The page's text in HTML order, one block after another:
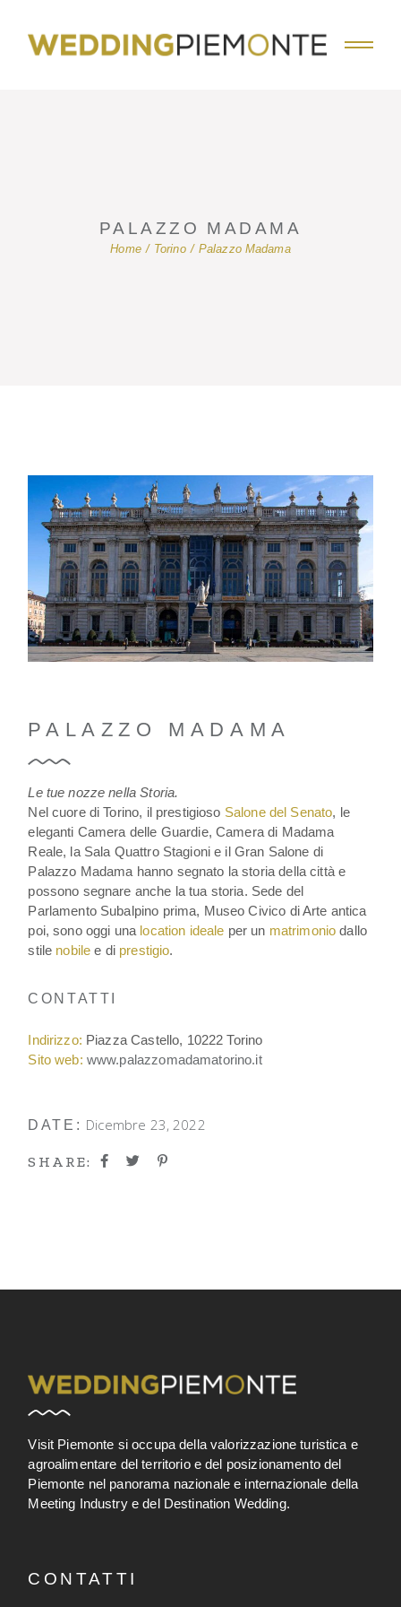
content
PALAZZO MADAMA
Home Torino Palazzo Madama
PALAZZO MADAMA
Le tue nozze nella Storia.
Nel cuore di Torino, il prestigioso Salone del Senato, le
eleganti Camera delle Guardie, Camera di Madama
Reale, la Sala Quattro Stagioni e il Gran Salone di
Palazzo Madama hanno segnato la storia della città e
possono segnare anche la tua storia. Sede del
Parlamento Subalpino prima, Museo Civico di Arte antica
poi, sono oggi una location ideale per un matrimoniodallo
stile nobile e di prestigio.
CONTATTI
Indirizzo: Piazza Castello, 10222 Torino
Sito web: www.palazzomadamatorino.it
DATE: Dicembre 23, 2022
SHARE:
Visit Piemonte si occupa della valorizzazione turistica e
agroalimentare del territorio e del posizionamento del
Piemonte nel panorama nazionale e internazionale della
Meeting Industry e del Destination Wedding.
CONTATTI